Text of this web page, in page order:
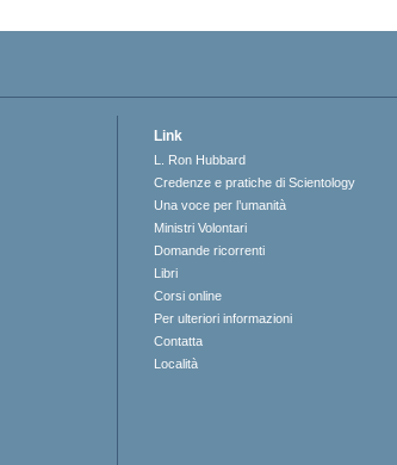
Link
L. Ron Hubbard
Credenze e pratiche di Scientology
Una voce per l’umanità
Ministri Volontari
Domande ricorrenti
Libri
Corsi online
Per ulteriori informazioni
Contatta
Località